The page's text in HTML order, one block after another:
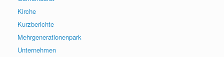
Kirche
Kurzberichte
Mehrgenerationenpark
Unternehmen